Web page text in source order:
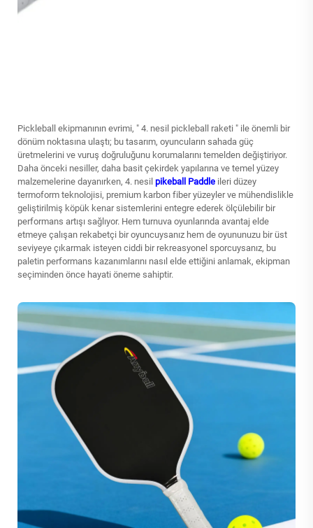
Pickleball ekipmanının evrimi, " 4. nesil pickleball raketi " ile önemli bir
dönüm noktasına ulaştı; bu tasarım, oyuncuların sahada güç
üretmelerini ve vuruş doğruluğunu korumalarını temelden değiştiriyor.
Daha önceki nesiller, daha basit çekirdek yapılarına ve temel yüzey
malzemelerine dayanırken, 4. nesil pikeball Paddle ileri düzey
termoform teknolojisi, premium karbon fiber yüzeyler ve mühendislikle
geliştirilmiş köpük kenar sistemlerini entegre ederek ölçülebilir bir
performans artışı sağlıyor. Hem turnuva oyunlarında avantaj elde
etmeye çalışan rekabetçi bir oyuncuysanız hem de oyununuzu bir üst
seviyeye çıkarmak isteyen ciddi bir rekreasyonel sporcuysanız, bu
paletin performans kazanımlarını nasıl elde ettiğini anlamak, ekipman
seçiminden önce hayati öneme sahiptir.